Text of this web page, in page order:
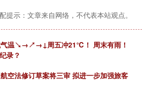
提示：文章来自网络，不代表本站观点。
气温↘→↗→↓周五冲21℃！ 周末有雨！
录？
空法修订草案将三审 拟进一步加强旅客